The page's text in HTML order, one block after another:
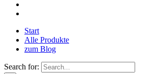
Start
Alle Produkte
zum Blog
Search for: